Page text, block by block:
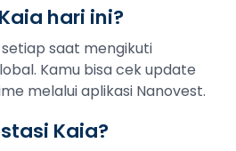
hari ini?
saat mengikuti
Kamu bisa cek update
melalui aplikasi Nanovest.
Kaia?